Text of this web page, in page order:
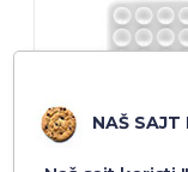
NAŠ SAJT